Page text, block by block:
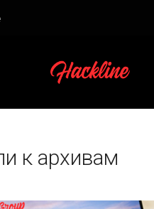
к архивам